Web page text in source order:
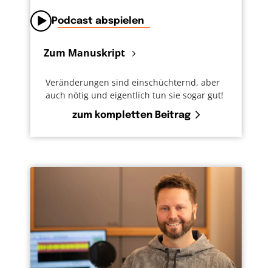
Podcast abspielen
Zum Manuskript
Veränderungen sind einschüchternd, aber
auch nötig und eigentlich tun sie sogar gut!
zum kompletten Beitrag